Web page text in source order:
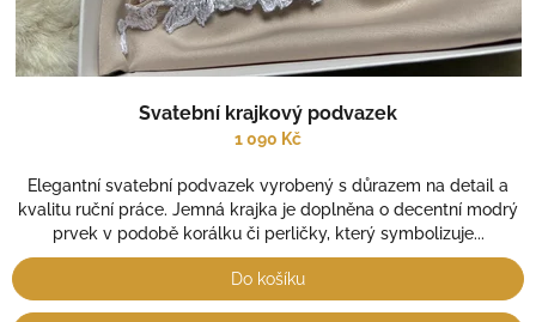
Svatební krajkový podvazek
1 090 Kč
Elegantní svatební podvazek vyrobený s důrazem na detail a
kvalitu ruční práce. Jemná krajka je doplněna o decentní modrý
prvek v podobě korálku či perličky, který symbolizuje...
Do košíku